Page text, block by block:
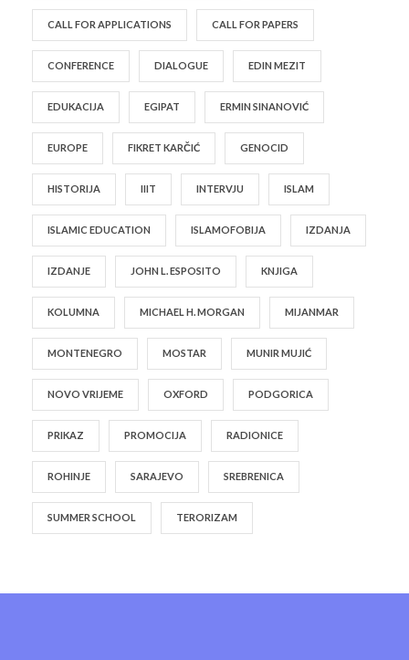
CALL FOR APPLICATIONS CALL FOR PAPERS
CONFERENCE DIALOGUE EDIN MEZIT
EDUKACIJA EGIPAT ERMIN SINANOVIĆ
EUROPE FIKRET KARČIĆ GENOCID
HISTORIJA IIIT INTERVJU ISLAM
ISLAMIC EDUCATION ISLAMOFOBIJA IZDANJA
IZDANJE JOHN L. ESPOSITO KNJIGA
KOLUMNA MICHAEL H. MORGAN MIJANMAR
MONTENEGRO MOSTAR MUNIR MUJIĆ
NOVO VRIJEME OXFORD PODGORICA
PRIKAZ PROMOCIJA RADIONICE
ROHINJE SARAJEVO SREBRENICA
SUMMER SCHOOL TERORIZAM